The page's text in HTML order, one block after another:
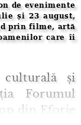
de evenimente
și 23 august,
prin filme, artă
care îi
și
Forumul
din Eforie